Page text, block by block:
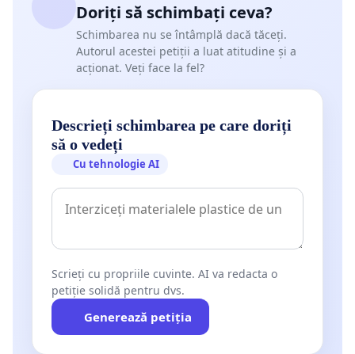
Doriți să schimbați ceva?
Schimbarea nu se întâmplă dacă tăceți.
Autorul acestei petiții a luat atitudine și a
acționat. Veți face la fel?
Descrieți schimbarea pe care doriți
să o vedeți
Cu tehnologie AI
Scrieți cu propriile cuvinte. AI va redacta o
petiție solidă pentru dvs.
Generează petiția